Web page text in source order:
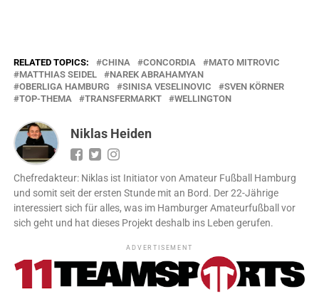
RELATED TOPICS: CHINA CONCORDIA
MATO MITROVIC
MATTHIAS SEIDEL
NAREK ABRAHAMYAN
OBERLIGA HAMBURG
SINISA VESELINOVIC
SVEN KÖRNER
TOP-THEMA
TRANSFERMARKT WELLINGTON
Niklas Heiden
Chefredakteur: Niklas ist Initiator von Amateur Fußball Hamburg
und somit seit der ersten Stunde mit an Bord. Der 22-Jährige
interessiert sich für alles, was im Hamburger Amateurfußball vor
sich geht und hat dieses Projekt deshalb ins Leben gerufen.
ADVERTISEMENT